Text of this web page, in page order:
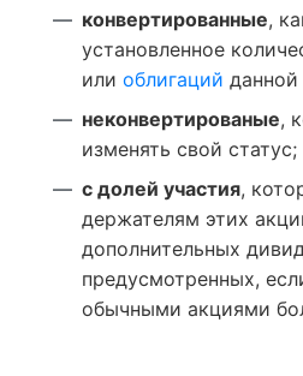
конвертированные,
установленное
или облигаций
неконвертированые,
изменять свой статус;
с долей участия,
держателям этих
дополнительных
предусмотренных,
обычными акциями